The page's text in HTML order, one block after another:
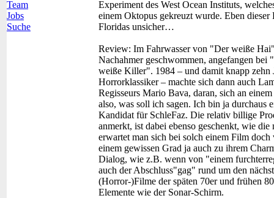
Team
Jobs
Suche
Experiment des West Ocean Instituts,
einem Oktopus gekreuzt wurde. Eben
Floridas unsicher…
Review: Im Fahrwasser von "Der weiße
Nachahmer geschwommen, angefangen
weiße Killer". 1984 – und damit knapp zehn
Horrorklassiker – machte sich dann auch
Regisseurs Mario Bava, daran, sich an
also, was soll ich sagen. Ich bin ja durchaus
Kandidat für SchleFaz. Die relativ billige
anmerkt, ist dabei ebenso geschenkt, wie
erwartet man sich bei solch einem Film
einem gewissen Grad ja auch zu ihrem
Dialog, wie z.B. wenn von "einem
auch der Abschluss"gag" rund um den
(Horror-)Filme der späten 70er und frühen
Elemente wie der Sonar-Schirm.